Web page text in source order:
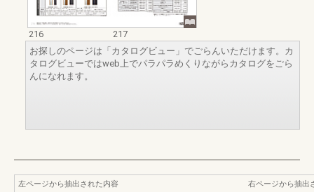
216
217
お探しのページは「カタログビュー」でごらんいただけます。カ
タログビューではweb上でパラパラめくりながらカタログをごら
んになれます。
左ページから抽出された内容
右ページから抽出